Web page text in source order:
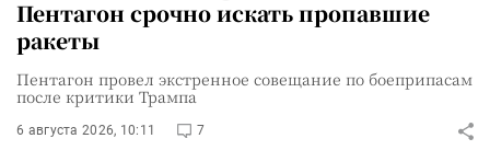
Пентагон срочно искать пропавшие
ракеты
Пентагон провел экстренное совещание по боеприпасам
после критики Трампа
6 августа 2026, 10:11 7